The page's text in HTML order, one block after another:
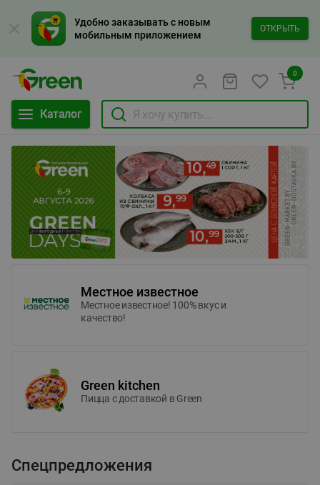
Удобно заказывать с новым
мобильным приложением
ОТКРЫТЬ
Каталог
0
Местное известное
Местное известное! 100% вкус и
качество!
Green kitchen
Пицца c доставкой в Green
Спецпредложения